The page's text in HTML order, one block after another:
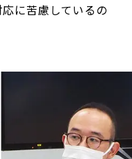
に苦慮しているの